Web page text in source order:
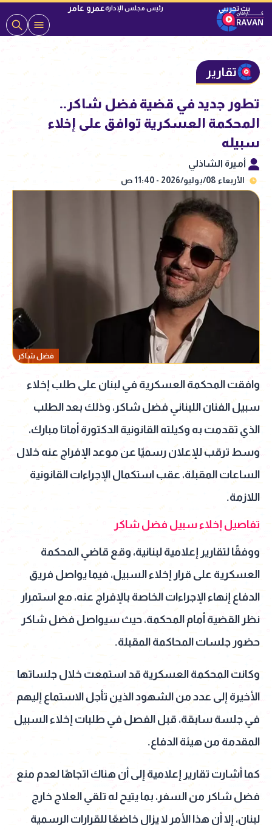
رئيس مجلس الإدارةعمرو عامر
تقارير
تطور جديد في قضية فضل شاكر..
المحكمة العسكرية توافق على إخلاء
سبيله
أميرة الشاذلي
الأربعاء 08/يوليو/2026 - 11:40 ص
فضل شاكر
وافقت المحكمة العسكرية في لبنان على طلب إخلاء
سبيل الفنان اللبناني فضل شاكر، وذلك بعد الطلب
الذي تقدمت به وكيلته القانونية الدكتورة أماتا مبارك،
وسط ترقب للإعلان رسميًا عن موعد الإفراج عنه خلال
الساعات المقبلة، عقب استكمال الإجراءات القانونية
اللازمة.
تفاصيل إخلاء سبيل فضل شاكر
ووفقًا لتقارير إعلامية لبنانية، وقع قاضي المحكمة
العسكرية على قرار إخلاء السبيل، فيما يواصل فريق
الدفاع إنهاء الإجراءات الخاصة بالإفراج عنه، مع استمرار
نظر القضية أمام المحكمة، حيث سيواصل فضل شاكر
حضور جلسات المحاكمة المقبلة.
وكانت المحكمة العسكرية قد استمعت خلال جلساتها
الأخيرة إلى عدد من الشهود الذين تأجل الاستماع إليهم
في جلسة سابقة، قبل الفصل في طلبات إخلاء السبيل
المقدمة من هيئة الدفاع.
كما أشارت تقارير إعلامية إلى أن هناك اتجاهًا لعدم منع
فضل شاكر من السفر، بما يتيح له تلقي العلاج خارج
لبنان، إلا أن هذا الأمر لا يزال خاضعًا للقرارات الرسمية